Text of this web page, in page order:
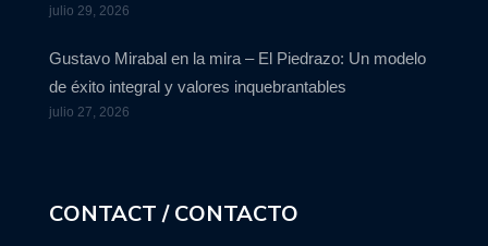
julio 29, 2026
Gustavo Mirabal en la mira – El Piedrazo: Un modelo
de éxito integral y valores inquebrantables
julio 27, 2026
CONTACT / CONTACTO